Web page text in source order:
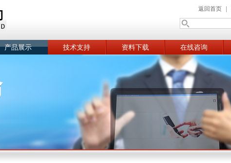
返回首页
产品展示 技术支持 资料下载 在线咨询